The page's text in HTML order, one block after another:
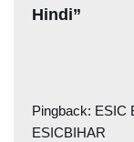
Hindi”
Pingback: ESIC
ESICBIHAR